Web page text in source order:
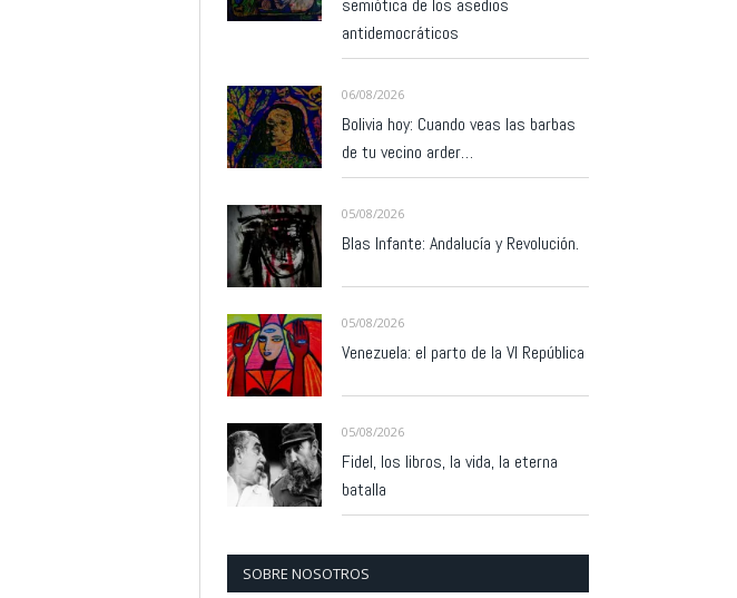
semiótica de los asedios
antidemocráticos
06/08/2026
Bolivia hoy: Cuando veas las barbas
de tu vecino arder…
05/08/2026
Blas Infante: Andalucía y Revolución.
05/08/2026
Venezuela: el parto de la VI República
05/08/2026
Fidel, los libros, la vida, la eterna
batalla
SOBRE NOSOTROS